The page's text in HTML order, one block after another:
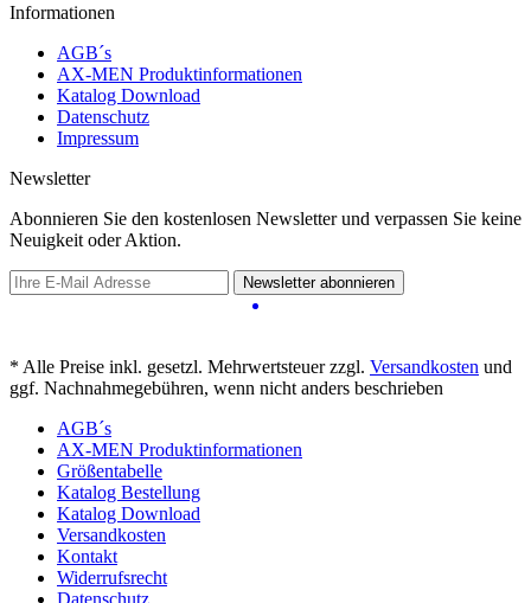
Informationen
AGB´s
AX-MEN Produktinformationen
Katalog Download
Datenschutz
Impressum
Newsletter
Abonnieren Sie den kostenlosen Newsletter und verpassen Sie keine
Neuigkeit oder Aktion.
Newsletter abonnieren
* Alle Preise inkl. gesetzl. Mehrwertsteuer zzgl. Versandkosten und
ggf. Nachnahmegebühren, wenn nicht anders beschrieben
AGB´s
AX-MEN Produktinformationen
Größentabelle
Katalog Bestellung
Katalog Download
Versandkosten
Kontakt
Widerrufsrecht
Datenschutz